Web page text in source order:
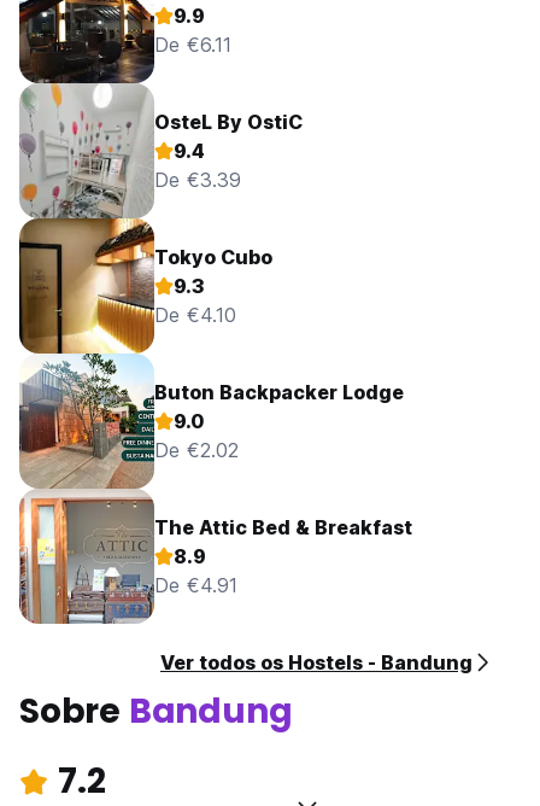
9.9
De €6.11
OsteL By OstiC
9.4
De €3.39
Tokyo Cubo
9.3
De €4.10
Buton Backpacker Lodge
9.0
De €2.02
The Attic Bed & Breakfast
8.9
De €4.91
Ver todos os Hostels - Bandung
Sobre Bandung
7.2